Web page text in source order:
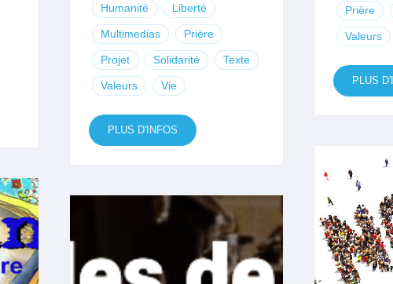
Humanité Liberté
Multimedias Prière
Projet Solidarité Texte
Valeurs Vie
PLUS D'INFOS
Prière
Valeurs
PLUS